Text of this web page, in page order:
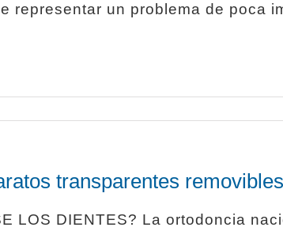
representar un problema de poca
transparentes removibles
LOS DIENTES? La ortodoncia